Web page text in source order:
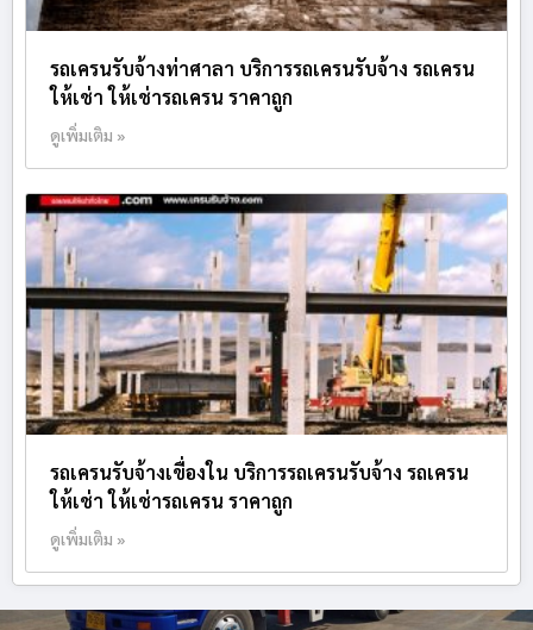
รถเครนรับจ้างท่าศาลา บริการรถเครนรับจ้าง รถเครน
ให้เช่า ให้เช่ารถเครน ราคาถูก
ดูเพิ่มเติม »
รถเครนรับจ้างเขื่องใน บริการรถเครนรับจ้าง รถเครน
ให้เช่า ให้เช่ารถเครน ราคาถูก
ดูเพิ่มเติม »